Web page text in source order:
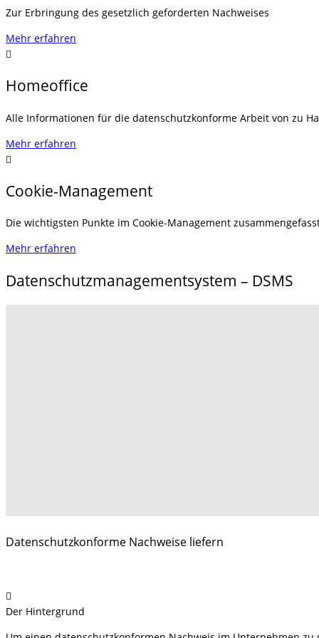
Zur Erbringung des gesetzlich geforderten Nachweises
Mehr erfahren
Homeoffice
Alle Informationen für die datenschutzkonforme Arbeit von zu
Mehr erfahren
Cookie-Management
Die wichtigsten Punkte im Cookie-Management
Mehr erfahren
Datenschutzmanagementsystem – DSMS
Datenschutzkonforme Nachweise liefern
Der Hintergrund